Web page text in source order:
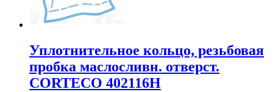
Уплотнительное кольцо, резьбовая
пробка маслосливн. отверст.
CORTECO 402116H